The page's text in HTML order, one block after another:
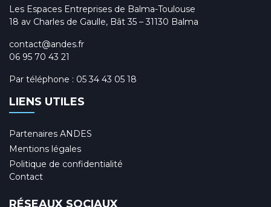
Les Espaces Entreprises de Balma-Toulouse
18 av Charles de Gaulle, Bât 35 – 31130 Balma
contact@andes.fr
06 95 70 43 21
Par téléphone : 05 34 43 05 18
LIENS UTILES
Partenaires ANDES
Mentions légales
Politique de confidentialité
Contact
RÉSEAUX SOCIAUX